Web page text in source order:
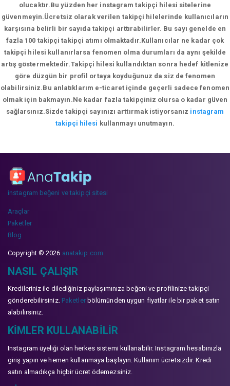
olucaktır.Bu yüzden her instagram takipçi hilesi sitelerine
güvenmeyin.Ücretsiz olarak verilen takipçi hilelerinde kullanıcıların
karşısına belirli bir sayıda takipçi arttırabilirler. Bu sayı genelde en
fazla 100 takipçi takipçi atımı olmaktadır.Kullanıcılar ne kadar çok
takipçi hilesi kullanırlarsa fenomen olma durumları da aynı şekilde
artış göstermektedir.Takipçi hilesi kullandıktan sonra hedef kitlenize
göre düzgün bir profil ortaya koyduğunuz da siz de fenomen
olabilirsiniz.Bu anlatıklarım e-ticaret içinde geçerli sadece fenomen
olmak için bakmayın.Ne kadar fazla takipçiniz olursa o kadar güven
sağlarsınız.Sizde takipçi sayınızı arttırmak istiyorsanız instagram
takipçi hilesi kullanmayı unutmayın.
instagram beğeni ve takipçi sitesi
Araçlar
Paketler
Blog
Copyright © 2026 anatakip.com
NASIL ÇALIŞIR
Kredileriniz ile dilediğiniz paylaşımınıza beğeni ve profilinize takipçi
gönderebilirsiniz. Paketlerbölümünden uygun fiyatlar ile bir paket satın
alabilirsiniz.
KIMLER KULLANABILIR
Instagram üyeliği olan herkes sistemi kullanabilir. Instagram hesabınızla
giriş yapın ve hemen kullanmaya başlayın. Kullanım ücretsizdir. Kredi
satın almadıkça hiçbir ücret ödemezsiniz.